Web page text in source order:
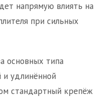
напрямую влиять на
при сильных
основных типа
удлинённой
стандартный крепёж